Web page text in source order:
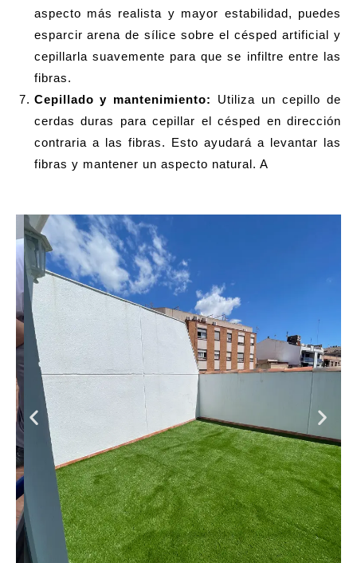
aspecto más realista y mayor estabilidad, puedes
esparcir arena de sílice sobre el césped artificial y
cepillarla suavemente para que se infiltre entre las
fibras.
Cepillado y mantenimiento:
Utiliza un cepillo de
cerdas duras para cepillar el césped en dirección
contraria a las fibras. Esto ayudará a levantar las
fibras y mantener un aspecto natural. A